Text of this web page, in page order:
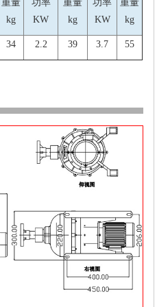
重量
kg
功率
KW
重量
kg
功率
KW
重量
kg
34 2.2 39 3.7 55